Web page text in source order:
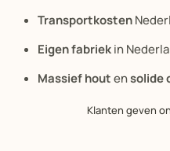
Transportkosten
Eigen fabriekin
Massief houtensolide
Klanten geven